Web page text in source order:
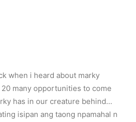
when i heard about marky
many opportunities to come
has in our creature behind…
isipan ang taong npamahal n